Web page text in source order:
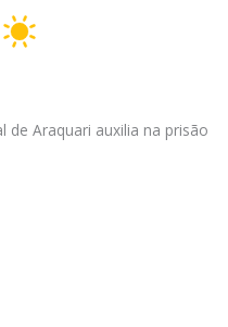
de Araquari auxilia na prisão